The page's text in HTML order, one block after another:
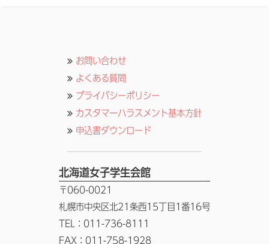
お問い合わせ
よくある質問
プライバシーポリシー
カスタマーハラスメント基本方針
申込書ダウンロード
北海道女子学生会館
〒060-0021
札幌市中央区北21条西15丁目1番16号
TEL：011-736-8111
FAX：011-758-1928